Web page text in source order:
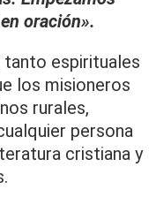
oración».
espirituales
los misioneros
rurales,
persona
cristiana y